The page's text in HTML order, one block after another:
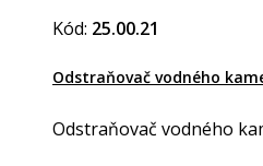
Kód: 25.00.21
Odstraňovač vodného
Odstraňovač vodného